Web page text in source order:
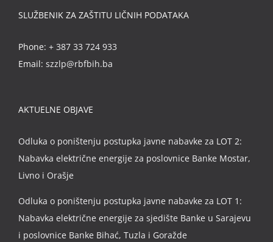
SLUŽBENIK ZA ZAŠTITU LIČNIH PODATAKA
Phone: + 387 33 724 933
Email: szzlp@rbfbih.ba
AKTUELNE OBJAVE
Odluka o poništenju postupka javne nabavke za LOT 2:
Nabavka električne energije za poslovnice Banke Mostar,
Livno i Orašje
Odluka o poništenju postupka javne nabavke za LOT 1:
Nabavka električne energije za sjedište Banke u Sarajevu
i poslovnice Banke Bihać, Tuzla i Goražde